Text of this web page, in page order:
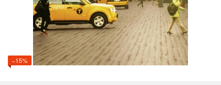
−15%